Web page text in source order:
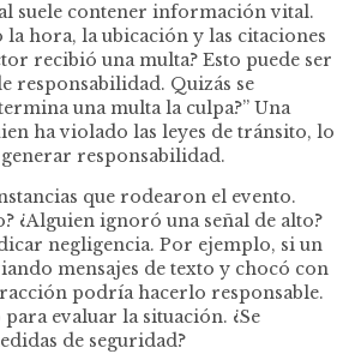
suele contener información vital.
la hora, la ubicación y las citaciones
recibió una multa? Esto puede ser
responsabilidad. Quizás se
una multa la culpa?” Una
ha violado las leyes de tránsito, lo
responsabilidad.
que rodearon el evento.
¿Alguien ignoró una señal de alto?
negligencia. Por ejemplo, si un
mensajes de texto y chocó con
podría hacerlo responsable.
evaluar la situación. ¿Se
de seguridad?